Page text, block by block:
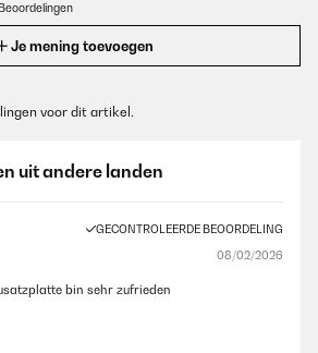
Je mening toevoegen
voor dit artikel.
uit andere landen
GECONTROLEERDE BEOORDELING
08/02/2026
bin sehr zufrieden